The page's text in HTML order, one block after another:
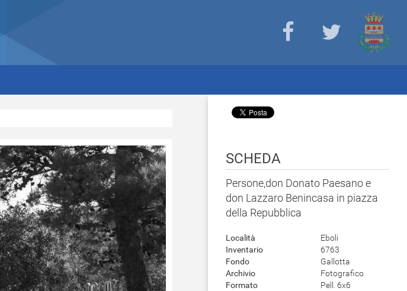
SCHEDA
Persone,don Donato Paesano e
don Lazzaro Benincasa in piazza
della Repubblica
Località
Eboli
Inventario
6763
Fondo
Gallotta
Archivio
Fotografico
Formato
Pell. 6x6